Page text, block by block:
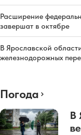
Расширение
завершат в октябре
В Ярославской
железнодорожных
Погода
В